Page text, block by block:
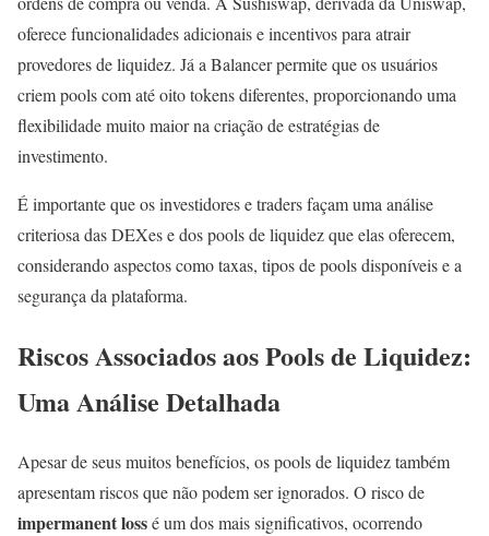
oferece funcionalidades adicionais e incentivos para atrair
provedores de liquidez. Já a Balancer permite que os usuários
criem pools com até oito tokens diferentes, proporcionando uma
flexibilidade muito maior na criação de estratégias de
investimento.
É importante que os investidores e traders façam uma análise
criteriosa das DEXes e dos pools de liquidez que elas oferecem,
considerando aspectos como taxas, tipos de pools disponíveis e a
segurança da plataforma.
Riscos Associados aos Pools de Liquidez:
Uma Análise Detalhada
Apesar de seus muitos benefícios, os pools de liquidez também
apresentam riscos que não podem ser ignorados. O risco de
impermanent lossé um dos mais significativos, ocorrendo